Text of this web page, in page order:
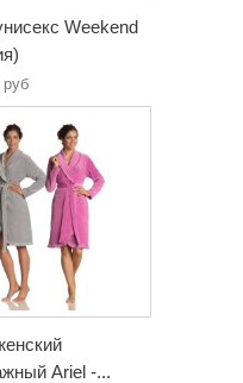
Weekend
руб
Ariel -...